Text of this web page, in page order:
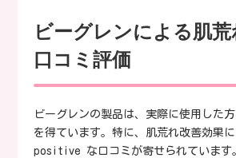
ビーグレンによる肌
口コミ評価
ビーグレンの製品は、実際に使用した
を得ています。特に、肌荒れ改善効果
positive な口コミが寄せられています